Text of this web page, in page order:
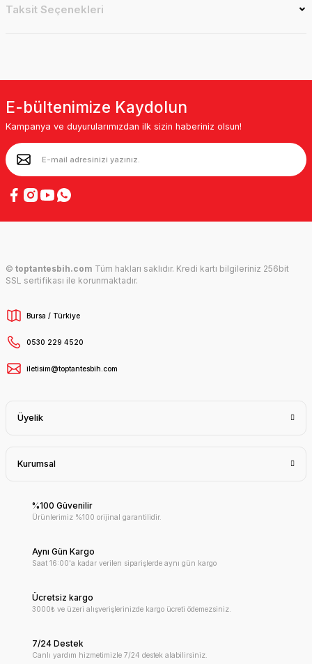
Taksit Seçenekleri
E-bültenimize Kaydolun
Kampanya ve duyurularımızdan ilk sizin haberiniz olsun!
© toptantesbih.com Tüm hakları saklıdır. Kredi kartı bilgileriniz 256bit
SSL sertifikası ile korunmaktadır.
Bursa / Türkiye
0530 229 4520
iletisim@toptantesbih.com
Üyelik
Kurumsal
%100 Güvenilir
Ürünlerimiz %100 orijinal garantilidir.
Aynı Gün Kargo
Saat 16:00'a kadar verilen siparişlerde aynı gün kargo
Ücretsiz kargo
3000₺ ve üzeri alışverişlerinizde kargo ücreti ödemezsiniz.
7/24 Destek
Canlı yardım hizmetimizle 7/24 destek alabilirsiniz.